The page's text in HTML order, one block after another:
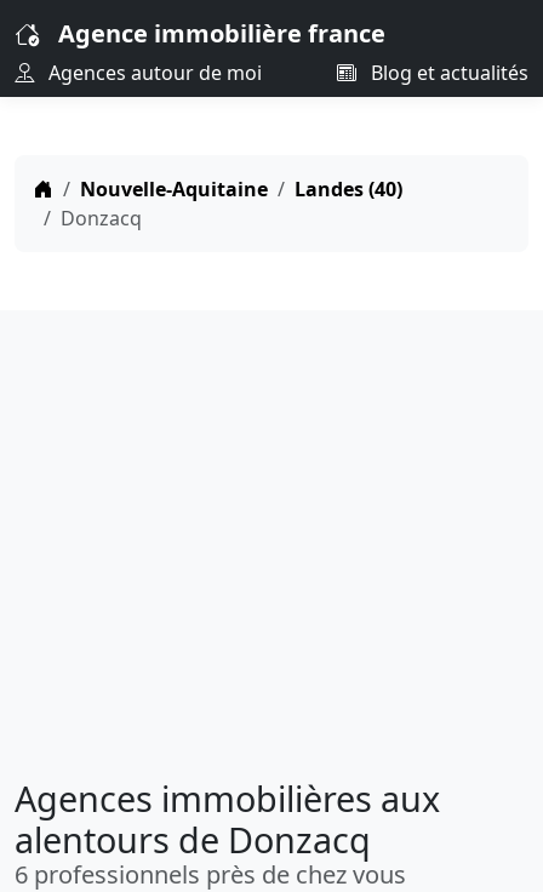
Agence immobilière france
Agences autour de moi Blog et actualités
Nouvelle-Aquitaine
Landes (40)
Donzacq
Agences immobilières aux
alentours de Donzacq
6 professionnels près de chez vous